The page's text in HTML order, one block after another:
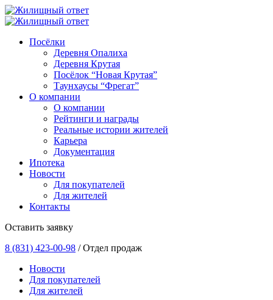
Посёлки
Деревня Опалиха
Деревня Крутая
Посёлок “Новая Крутая”
Таунхаусы “Фрегат”
О компании
О компании
Рейтинги и награды
Реальные истории жителей
Карьера
Документация
Ипотека
Новости
Для покупателей
Для жителей
Контакты
Оставить заявку
8 (831) 423-00-98 / Отдел продаж
Новости
Для покупателей
Для жителей